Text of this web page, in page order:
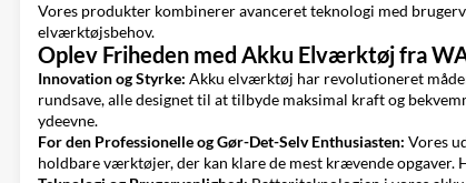
Vores produkter kombinerer avanceret teknologi med
elværktøjsbehov.
Oplev Friheden med Akku Elværktøj fra
Innovation og Styrke: Akku elværktøj har revolutioneret
rundsave, alle designet til at tilbyde maksimal kraft og
ydeevne.
For den Professionelle og Gør-Det-Selv Enthusiasten: Vores
holdbare værktøjer, der kan klare de mest krævende